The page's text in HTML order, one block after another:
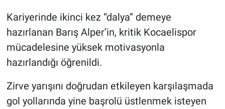
Kariyerinde ikinci kez “dalya” demeye
hazırlanan Barış Alper’in, kritik Kocaelispor
mücadelesine yüksek motivasyonla
hazırlandığı öğrenildi.
Zirve yarışını doğrudan etkileyen karşılaşmada
gol yollarında yine başrolü üstlenmek isteyen